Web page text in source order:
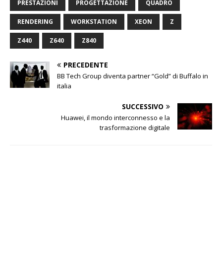
PRESTAZIONI PROGETTAZIONE QUADRO
RENDERING WORKSTATION XEON Z
Z440 Z640 Z840
PRECEDENTE
BB Tech Group diventa partner “Gold” di Buffalo in
italia
SUCCESSIVO
Huawei, il mondo interconnesso e la
trasformazione digitale